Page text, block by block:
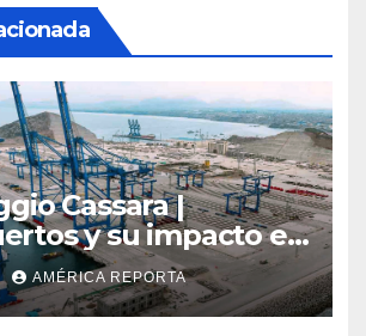
Cassara |
y su impacto en
y el comercio
AMÉRICA REPORTA